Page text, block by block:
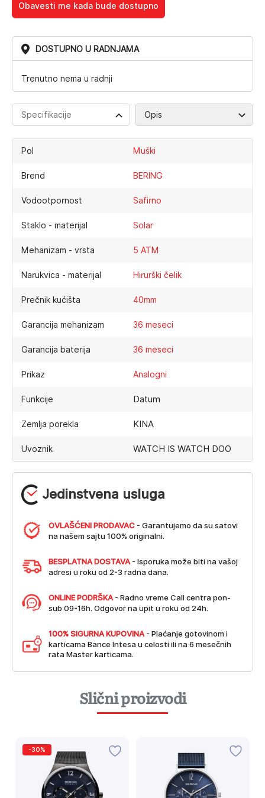
Obavesti me kada bude dostupno
DOSTUPNO U RADNJAMA
Trenutno nema u radnji
Jedinstvena usluga
OVLAŠĆENI PRODAVAC - Garantujemo da su satovi
na našem sajtu 100% originalni.
BESPLATNA DOSTAVA - Isporuka može biti na vašoj
adresi u roku od 2-3 radna dana.
ONLINE PODRŠKA - Radno vreme Call centra pon-
sub 09-16h. Odgovor na upit u roku od 24h.
100% SIGURNA KUPOVINA - Plaćanje gotovinom i
karticama Bance Intesa u celosti ili na 6 mesečnih
rata Master karticama.
Specifikacije Opis
Pol Muški
Brend BERING
Vodootpornost Safirno
Staklo - materijal Solar
Mehanizam - vrsta 5 ATM
Narukvica - materijal Hirurški čelik
Prečnik kućišta 40mm
Garancija mehanizam 36 meseci
Garancija baterija 36 meseci
Prikaz Analogni
Funkcije Datum
Zemlja porekla KINA
Uvoznik WATCH IS WATCH DOO
Slični proizvodi
-30%